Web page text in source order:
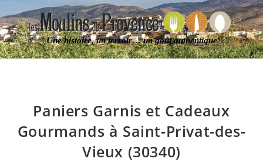
Une histoire, un terroir… un goût authentique
Paniers Garnis et Cadeaux
Gourmands à Saint-Privat-des-
Vieux (30340)